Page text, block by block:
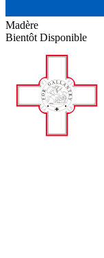
Madère
Bientôt Disponible